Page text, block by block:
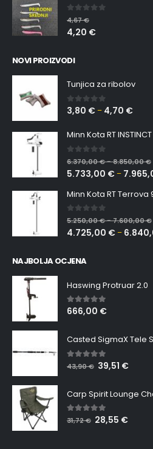
0 out of 5
4,67€
4,20 €
NOVI PROIZVODI
Tunjica za ribolov
0 out of 5
3,80 € – 4,70 €
Minn Kota RT
0 out of 5
6.370,00€–8.850,00€
5.733,00 € –
Minn Kota RT Terrova
0 out of 5
5.250,00€–7.600,00€
4.725,00 € –
NAJBOLJA OCJENA
Haswing Protruar 2.0
5.00 out of 5
666,00 €
Casted SigmaX Tele
5.00 out of 5
43,90€ 39,51 €
Carp Spirit Lounge
5.00 out of 5
31,72€ 28,55 €